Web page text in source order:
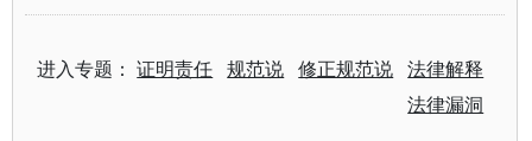
进入专题：证明责任 规范说 修正规范说 法律解释
法律漏洞